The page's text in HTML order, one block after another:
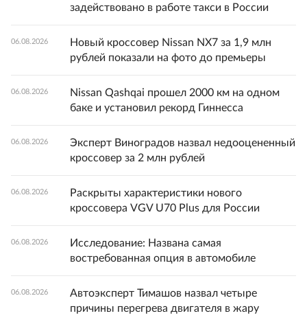
задействовано в работе такси в России
06.08.2026
Новый кроссовер Nissan NX7 за 1,9 млн
рублей показали на фото до премьеры
06.08.2026
Nissan Qashqai прошел 2000 км на одном
баке и установил рекорд Гиннесса
06.08.2026
Эксперт Виноградов назвал недооцененный
кроссовер за 2 млн рублей
06.08.2026
Раскрыты характеристики нового
кроссовера VGV U70 Plus для России
06.08.2026
Исследование: Названа самая
востребованная опция в автомобиле
06.08.2026
Автоэксперт Тимашов назвал четыре
причины перегрева двигателя в жару